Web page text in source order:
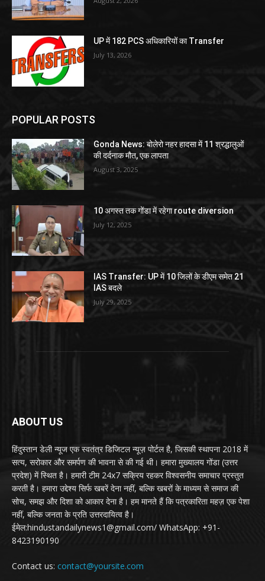
UP में 182 PCS अधिकारियों का Transfer
July 13, 2026
POPULAR POSTS
Gonda News: बोलेरो नहर हादसा में 11 श्रद्धालुओं
की दर्दनाक मौत, एक लापता
August 3, 2025
10 अगस्त तक गोंडा में रहेगा route diversion
July 12, 2025
IAS Transfer: UP में 10 जिलों के डीएम समेत 21
IAS बदले
July 29, 2025
ABOUT US
हिंदुस्तान डेली न्यूज एक स्वतंत्र डिजिटल न्यूज़ पोर्टल है, जिसकी स्थापना 2018 में
सत्य, सरोकार और समर्पण की भावना से की गई थी। हमारा मुख्यालय गोंडा (उत्तर
प्रदेश) में स्थित है। हमारी टीम 24x7 सक्रिय रहकर विश्वसनीय समाचार प्रस्तुत
करती है। हमारा उद्देश्य सिर्फ खबरें देना नहीं, बल्कि खबरों के माध्यम से समाज की
सोच, समझ और दिशा को आकार देना है। हम मानते हैं कि पत्रकारिता महज़ एक पेशा
नहीं, बल्कि जनता के प्रति उत्तरदायित्व है।
ईमेल:hindustandailynews1@gmail.com/ WhatsApp: +91-
8423190190
Contact us: contact@yoursite.com